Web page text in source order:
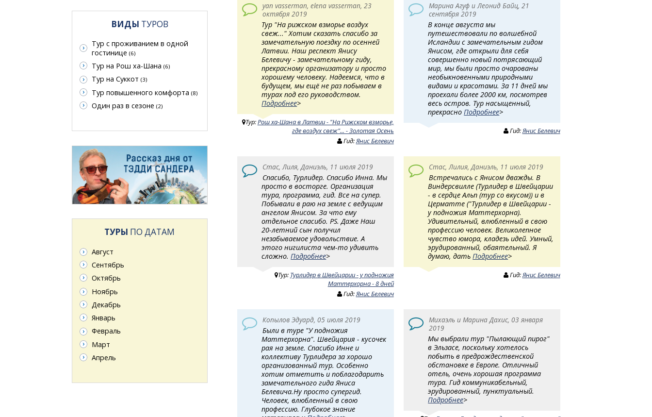
yan vasserman, elena vasserman, 23
октября 2019
Тур "На рижском взморье воздух
свеж..." Хотим сказать спасибо за
замечательную поездку по осенней
Латвии. Наш респект Янису
Белевичу - замечательному гиду,
прекрасному организатору и просто
хорошему человеку. Надеемся, что в
будущем, мы ещё не раз побываем в
турах под его руководством.
Подробнее>
Тур:Рош ха-Шана в Латвии - "На Рижском взморье,
где воздух свеж"... - Золотая Осень
Гид:Янис Белевич
Марина Агуф и Леонид Байц, 21
сентября 2019
В конце августа мы
путешествовали по волшебной
Исландии с замечательным гидом
Янисом, где открыли для себя
совершенно новый потрясающий
мир, мы были просто очарованы
необыкновенными природными
видами и красотами. За 11 дней мы
проехали более 2000 км, посмотрев
весь остров. Тур насыщенный,
прекрасно Подробнее>
Гид:Янис Белевич
Стас, Лиля, Даниэль, 11 июля 2019
Спасибо, Турлидер. Спасибо Инна. Мы
просто в восторге. Организация
тура, программа, гид. Все на супер.
Побывали в раю на земле с ведущим
ангелом Янисом. За что ему
отдельное спасибо. PS. Даже Наш
20-летний сын получил
незабываемое удовольствие. А
этого нигилиста чем-то удивить
сложно.Подробнее>
Тур: Турлидер в Швейцарии - у подножия
Маттерхорна - 8 дней
Гид:Янис Белевич
Стас, Лилия, Даниэль, 11 июля 2019
Встречались с Янисом дважды. В
Виндерсвилле (Турлидер в Швейцарии
- в сердце Альп (тур со вкусом)) и в
Церматте ("Турлидер в Швейцарии -
у подножия Маттерхорна).
Удивительный, влюбленный в свою
профессию человек. Великолепное
чувство юмора, кладезь идей. Умный,
эрудированный, обаятельный. Я
думаю, датьПодробнее>
Гид:Янис Белевич
Копылов Эдуард, 05 июля 2019
Были в туре "У подножия
Маттерхорна". Швейцария - кусочек
рая на земле. Спасибо Инне и
коллективу Турлидера за хорошо
организованный тур. Особенно
хотим отметить и поблагодарить
замечательного гида Яниса
Белевича.Ну просто супергид.
Человек, влюбленный в свою
профессию. Глубокое знание
Михаэль и Марина Дахис, 03 января
2019
Мы выбрали тур "Пылающий пирог"
в Эльзасе, поскольку хотелось
побыть в предрождественской
обстановке в Европе. Отличный
отель, очень хорошая программа
тура. Гид коммуникабельный,
эрудированный, пунктуальный.
Подробнее>
ВИДЫ ТУРОВ
Тур с проживанием в одной
гостинице (6)
Тур на Рош ха-Шана (6)
Тур на Суккот (3)
Тур повышенного комфорта (8)
Один раз в сезоне (2)
ТУРЫ ПО ДАТАМ
Август
Сентябрь
Октябрь
Ноябрь
Декабрь
Январь
Февраль
Март
Апрель